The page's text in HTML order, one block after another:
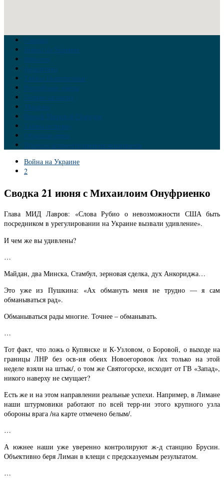
Главная
Война на Украине
Новости
Аналитика
Тайны Геополитики
Российские элиты
Теория заговора
Украина
Новый Мировой Порядок
Тайны истории
Обратная связь
Правила комментирования материалов
Война на Украине
2
Сводка 21 июня с Михаилоим Онуфриенко
Глава МИД Лавров: «Слова Рубио о невозможности США быть
посредником в урегулировании на Украине вызвали удивление».
И чем же вы удивлены?
…
Майдан, два Минска, Стамбул, зерновая сделка, дух Анкориджа…
Это уже из Пушкина: «Ах обмануть меня не трудно — я сам
обманываться рад».
Обманываться рады многие. Точнее – обманывать.
…
Тот факт, что ложь о Купянске и К-Узловом, о Боровой, о выходе на
границы ЛНР без осв-ия обеих Новоегоровок /их только на этой
неделе взяли на штык/, о том же Святогорске, исходит от ГВ «Запад»,
никого наверху не смущает?
Есть же и на этом направлении реальные успехи. Например, в Лимане
наши штурмовики работают по всей терр-ии этого крупного узла
обороны врага /на карте отмечено белым/.
…
А южнее наши уже уверенно контролируют ж-д станцию Брусин.
Объективно беря Лиман в клещи с предсказуемым результатом.
…